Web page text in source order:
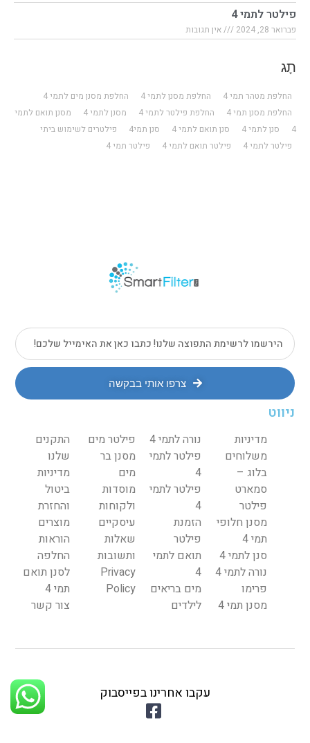
פילטר לתמי 4
פברואר 28, 2024 אין תגובות
תָג
החלפת מטהר תמי 4 החלפת מסנן לתמי 4
החלפת מסנן מים לתמי 4
החלפת מסנן תמי 4
החלפת פילטר לתמי 4 מסנן לתמי 4
מסנן תואם לתמי
4
סנן לתמי 4 סנן תואם לתמי 4 סנן תמי4
פילטרים לשימוש ביתי
פילטר לתמי 4
פילטר תואם לתמי 4 פילטר תמי 4
צרפו אותי בבקשה
ניווט
מדיניות
משלוחים
בלוג –
סמארט
פילטר
מסנן חלופי
תמי 4
סנן לתמי 4
נורה לתמי 4
פרימו
מסנן תמי 4
נורה לתמי 4
פילטר לתמי
4
פילטר לתמי
4
הזמנת
פילטר
תואם לתמי
4
מים בריאים
לילדים
פילטר מים
מסנן בר
מים
מוסדות
ולקוחות
עיסקיים
שאלות
ותשובות
Privacy
Policy
התקנים
שלנו
מדיניות
ביטול
והחזרת
מוצרים
הוראות
החלפה
לסנן תואם
תמי 4
צור קשר
עקבו אחרינו בפייסבוק